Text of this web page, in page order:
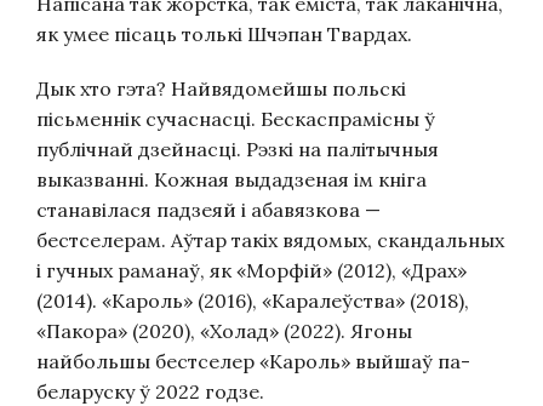
як умее пісаць толькі Шчэпан Твардах.
Дык хто гэта? Найвядомейшы польскі
пісьменнік сучаснасці. Бескаспрамісны ў
публічнай дзейнасці. Рэзкі на палітычныя
выказванні. Кожная выдадзеная ім кніга
станавілася падзеяй і абавязкова —
бестселерам. Аўтар такіх вядомых, скандальных
і гучных раманаў, як «Морфій» (2012), «Драх»
(2014). «Кароль» (2016), «Каралеўства» (2018),
«Пакора» (2020), «Холад» (2022). Ягоны
найбольшы бестселер «Кароль» выйшаў па-
беларуску ў 2022 годзе.